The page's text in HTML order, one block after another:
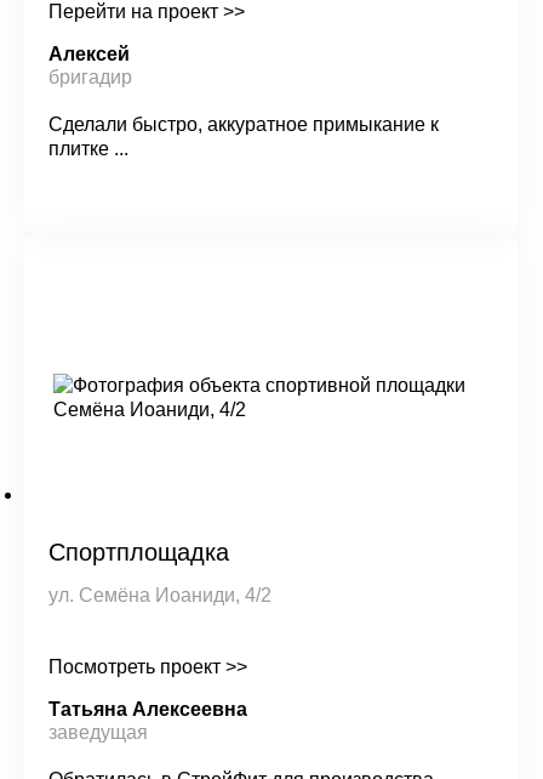
Перейти на проект >>
Алексей
бригадир
Сделали быстро, аккуратное примыкание к
плитке ...
Спортплощадка
ул. Семёна Иоаниди, 4/2
Посмотреть проект >>
Татьяна Алексеевна
заведущая